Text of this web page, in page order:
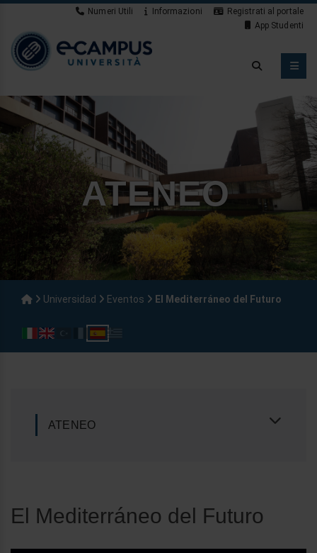
Numeri Utili Informazioni
Registrati al portale
App Studenti
ATENEO
Universidad Eventos El Mediterráneo del Futuro
ATENEO
El Mediterráneo del Futuro